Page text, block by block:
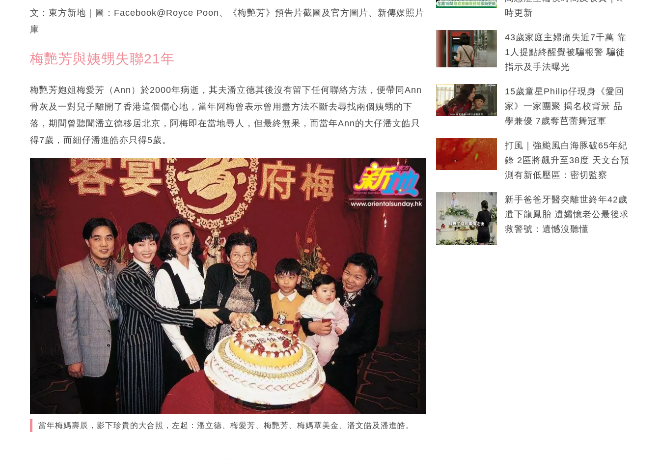
文：東方新地｜圖：Facebook@Royce Poon、《梅艷芳》預告片截圖及官方圖片、新傳媒照片
庫
梅艷芳與姨甥失聯21年
梅艷芳㚿姐梅愛芳（Ann）於2000年病逝，其夫潘立德其後沒有留下任何聯絡方法，便帶同Ann
骨灰及一對兒子離開了香港這個傷心地，當年阿梅曾表示曾用盡方法不斷去尋找兩個姨甥的下
落，期間曾聽聞潘立德移居北京，阿梅即在當地尋人，但最終無果，而當年Ann的大仔潘文皓只
得7歲，而細仔潘進皓亦只得5歲。
當年梅媽壽辰，影下珍貴的大合照，左起：潘立德、梅愛芳、梅艷芳、梅媽覃美金、潘文皓及潘進皓。
時更新
43歲家庭主婦痛失近7千萬 靠
1人提點終醒覺被騙報警 騙徒
指示及手法曝光
15歲童星Philip仔現身《愛回
家》一家團聚 揭名校背景 品
學兼優 7歲奪芭蕾舞冠軍
打風｜強颱風白海豚破65年紀
錄 2區將飆升至38度 天文台預
測有新低壓區：密切監察
新手爸爸牙醫突離世終年42歲
遺下龍鳳胎 遺孀憶老公最後求
救警號：遺憾沒聽懂